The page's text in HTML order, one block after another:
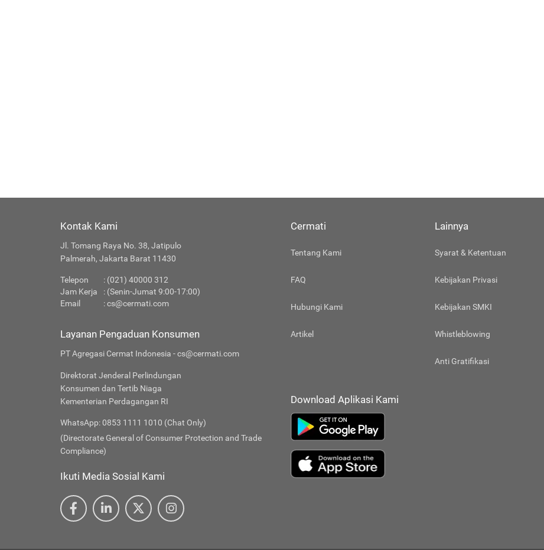
Kontak Kami
Jl. Tomang Raya No. 38, Jatipulo
Palmerah, Jakarta Barat 11430
Telepon
: (021) 40000 312
Jam Kerja
: (Senin-Jumat 9:00-17:00)
Email
:cs@cermati.com
Layanan Pengaduan Konsumen
PT Agregasi Cermat Indonesia - cs@cermati.com
Direktorat Jenderal Perlindungan
Konsumen dan Tertib Niaga
Kementerian Perdagangan RI
WhatsApp: 0853 1111 1010 (Chat Only)
(Directorate General of Consumer Protection and Trade
Compliance)
Ikuti Media Sosial Kami
Cermati
Tentang Kami
FAQ
Hubungi Kami
Artikel
Lainnya
Syarat & Ketentuan
Kebijakan Privasi
Kebijakan SMKI
Whistleblowing
Anti Gratifikasi
Download Aplikasi Kami